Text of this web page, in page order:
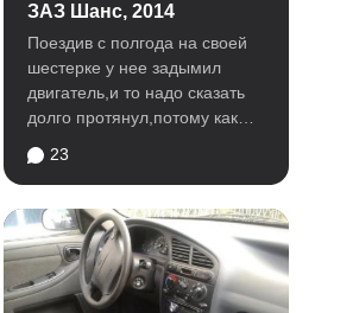
ЗАЗ Шанс, 2014
Поездив с полгода на своей
шестерке у нее задымил
двигатель,и то надо сказать
долго протянул,потому как
23